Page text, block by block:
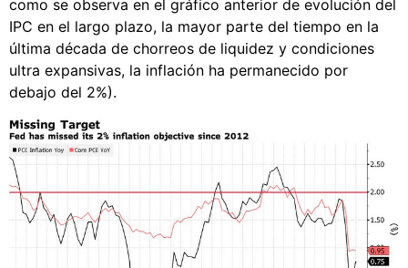
como se observa en el gráfico anterior de evolución del
IPC en el largo plazo, la mayor parte del tiempo en la
última década de chorreos de liquidez y condiciones
ultra expansivas, la inflación ha permanecido por
debajo del 2%).